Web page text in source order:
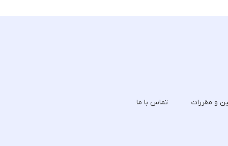
و مقررات تماس با ما